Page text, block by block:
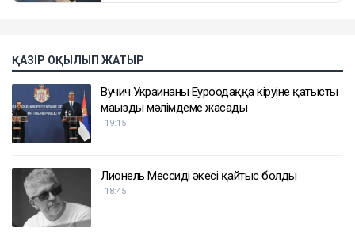
ҚАЗІР ОҚЫЛЫП ЖАТЫР
Вучич Украинаның Еуроодаққа кіруіне қатысты
маңызды мәлімдеме жасады
19:15
Лионель Мессидің әкесі қайтыс болды
18:45